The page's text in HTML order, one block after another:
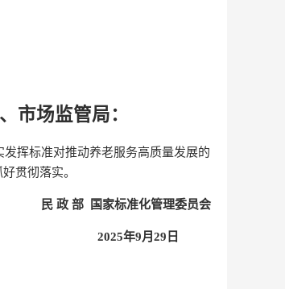
市场监管局：
挥标准对推动养老服务高质量发展的
贯彻落实。
民 政 部 国家标准化管理委员会
2025年9月29日